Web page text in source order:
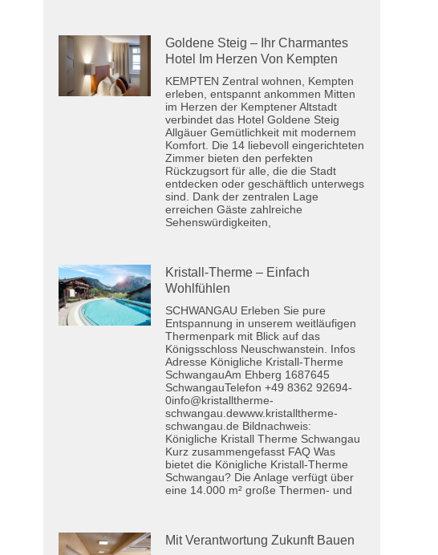
Goldene Steig – Ihr Charmantes
Hotel Im Herzen Von Kempten
KEMPTEN Zentral wohnen, Kempten
erleben, entspannt ankommen Mitten
im Herzen der Kemptener Altstadt
verbindet das Hotel Goldene Steig
Allgäuer Gemütlichkeit mit modernem
Komfort. Die 14 liebevoll eingerichteten
Zimmer bieten den perfekten
Rückzugsort für alle, die die Stadt
entdecken oder geschäftlich unterwegs
sind. Dank der zentralen Lage
erreichen Gäste zahlreiche
Sehenswürdigkeiten,
Kristall-Therme – Einfach
Wohlfühlen
SCHWANGAU Erleben Sie pure
Entspannung in unserem weitläufigen
Thermenpark mit Blick auf das
Königsschloss Neuschwanstein. Infos
Adresse Königliche Kristall-Therme
SchwangauAm Ehberg 1687645
SchwangauTelefon +49 8362 92694-
0info@kristalltherme-
schwangau.dewww.kristalltherme-
schwangau.de Bildnachweis:
Königliche Kristall Therme Schwangau
Kurz zusammengefasst FAQ Was
bietet die Königliche Kristall-Therme
Schwangau? Die Anlage verfügt über
eine 14.000 m² große Thermen- und
Mit Verantwortung Zukunft Bauen